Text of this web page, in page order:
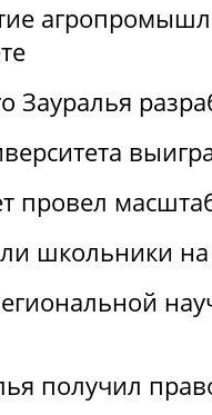
Зауралья
провел
школьники
получил